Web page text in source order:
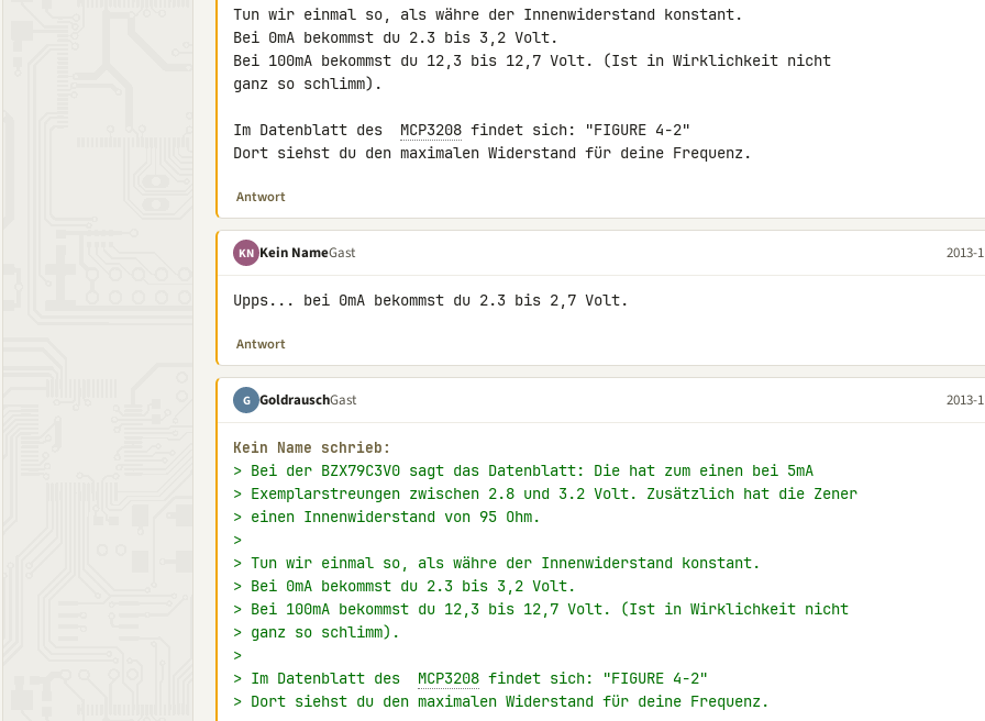
Tun wir einmal so, als währe der Innenwiderstand konstant.
Bei 0mA bekommst du 2.3 bis 3,2 Volt.
Bei 100mA bekommst du 12,3 bis 12,7 Volt. (Ist in Wirklichkeit nicht
ganz so schlimm).
Im Datenblatt des MCP3208 findet sich: "FIGURE 4-2"
Dort siehst du den maximalen Widerstand für deine Frequenz.
Antwort
KN Kein NameGast 2013-
Upps... bei 0mA bekommst du 2.3 bis 2,7 Volt.
Antwort
G GoldrauschGast 2013-
Kein Name schrieb:
> Bei der BZX79C3V0 sagt das Datenblatt: Die hat zum einen bei 5mA
> Exemplarstreungen zwischen 2.8 und 3.2 Volt. Zusätzlich hat die Zener
> einen Innenwiderstand von 95 Ohm.
>
> Tun wir einmal so, als währe der Innenwiderstand konstant.
> Bei 0mA bekommst du 2.3 bis 3,2 Volt.
> Bei 100mA bekommst du 12,3 bis 12,7 Volt. (Ist in Wirklichkeit nicht
> ganz so schlimm).
>
> Im Datenblatt des MCP3208 findet sich: "FIGURE 4-2"
> Dort siehst du den maximalen Widerstand für deine Frequenz.